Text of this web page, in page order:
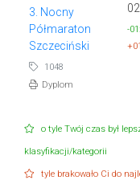
3. Nocny
Półmaraton
Szczeciński
1048
Dyplom
-
o tyle Twój czas był
klasyfikacji/kategorii
tyle brakowało Ci do